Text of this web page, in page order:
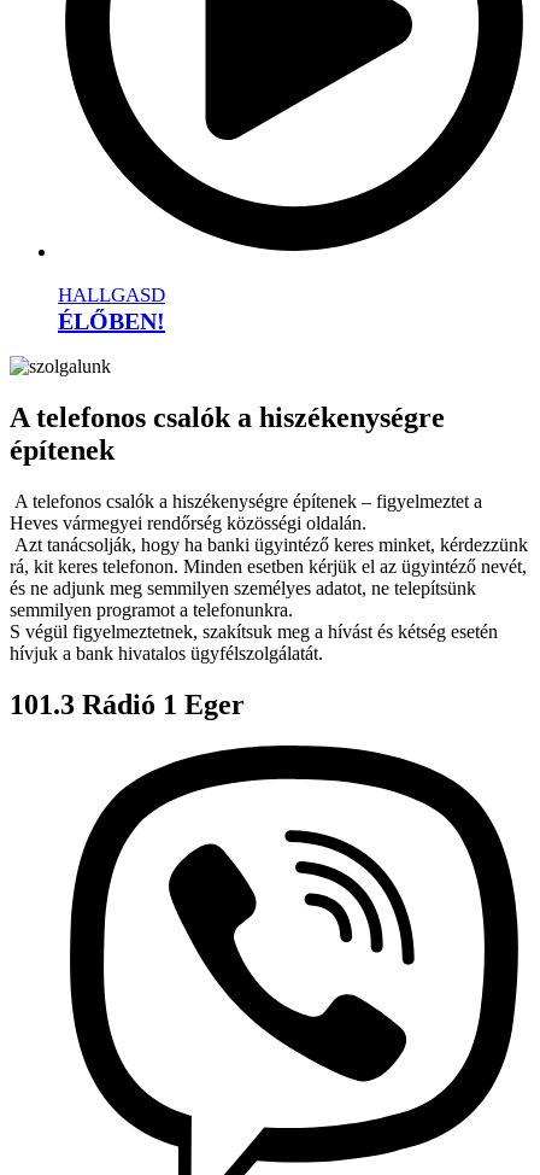
HALLGASD
ÉLŐBEN!
A telefonos csalók a hiszékenységre
építenek
A telefonos csalók a hiszékenységre építenek – figyelmeztet a
Heves vármegyei rendőrség közösségi oldalán.
Azt tanácsolják, hogy ha banki ügyintéző keres minket, kérdezzünk
rá, kit keres telefonon. Minden esetben kérjük el az ügyintéző nevét,
és ne adjunk meg semmilyen személyes adatot, ne telepítsünk
semmilyen programot a telefonunkra.
S végül figyelmeztetnek, szakítsuk meg a hívást és kétség esetén
hívjuk a bank hivatalos ügyfélszolgálatát.
101.3 Rádió 1 Eger